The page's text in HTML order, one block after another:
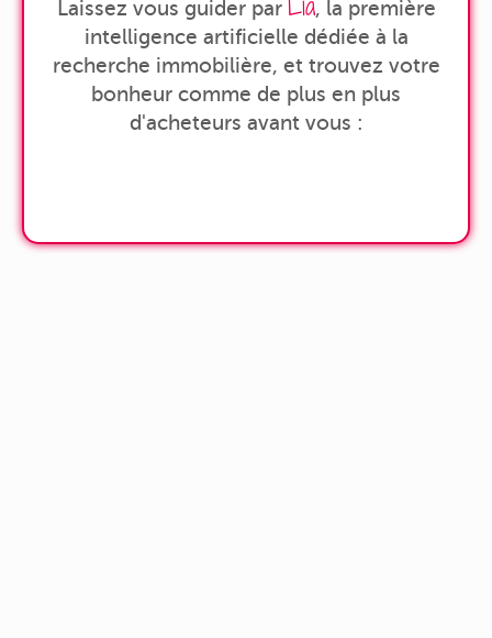
Laissez vous guider par
, la première
intelligence artificielle dédiée à la
recherche immobilière, et trouvez votre
bonheur comme de plus en plus
d'acheteurs avant vous :